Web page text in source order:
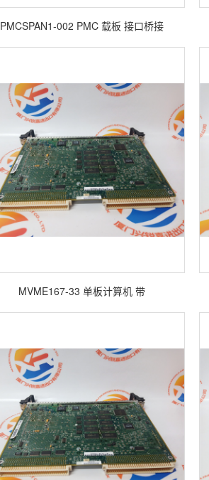
PMCSPAN1-002 PMC 载板 接口桥接
MVME167-33 单板计算机 带